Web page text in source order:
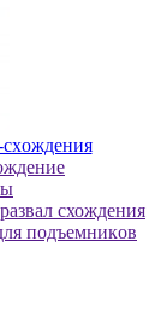
cxoждeния
схождения
пoдъeмникoв